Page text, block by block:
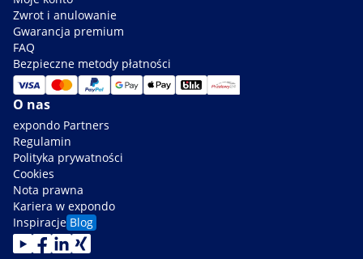
Zwrot i anulowanie
Gwarancja premium
FAQ
Bezpieczne metody płatności
O nas
expondo Partners
Regulamin
Polityka prywatności
Cookies
Nota prawna
Kariera w expondo
Inspiracje Blog